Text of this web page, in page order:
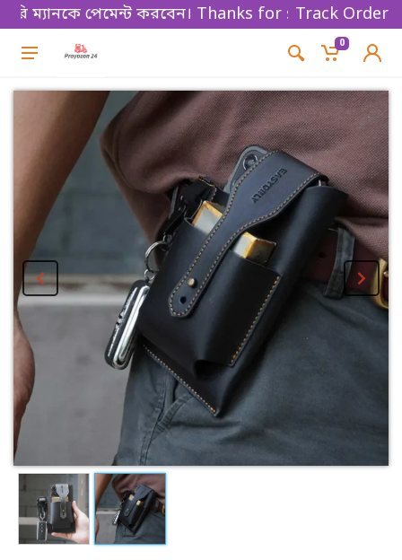
পেমেন্ট করবেন। Thanks for shopping!Track Order
0